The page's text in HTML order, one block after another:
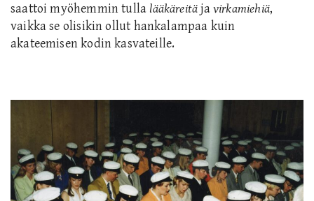
saattoi myöhemmintulla lääkäreitäjavirkamiehiä,
vaikka se olisikin ollut hankalampaa kuin
akateemisen kodin kasvateille.